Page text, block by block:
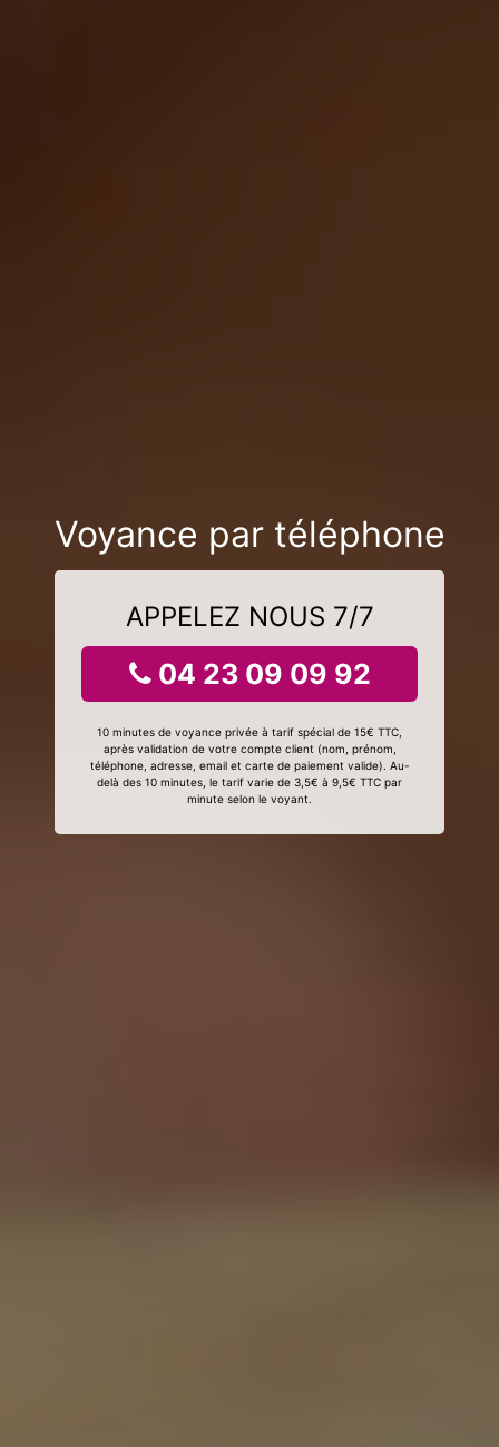
Voyance par téléphone
APPELEZ NOUS 7/7
04 23 09 09 92
10 minutes de voyance privée à tarif spécial de 15€ TTC,
après validation de votre compte client (nom, prénom,
téléphone, adresse, email et carte de paiement valide). Au-
delà des 10 minutes, le tarif varie de 3,5€ à 9,5€ TTC par
minute selon le voyant.